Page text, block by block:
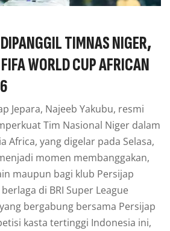
TIMNAS NIGER,
WORLD CUP AFRICAN
Jepara, Najeeb Yakubu, resmi
Tim Nasional Niger dalam
Africa, yang digelar pada Selasa,
momen membanggakan,
maupun bagi klub Persijap
di BRI Super League
bergabung bersama Persijap
kasta tertinggi Indonesia ini,